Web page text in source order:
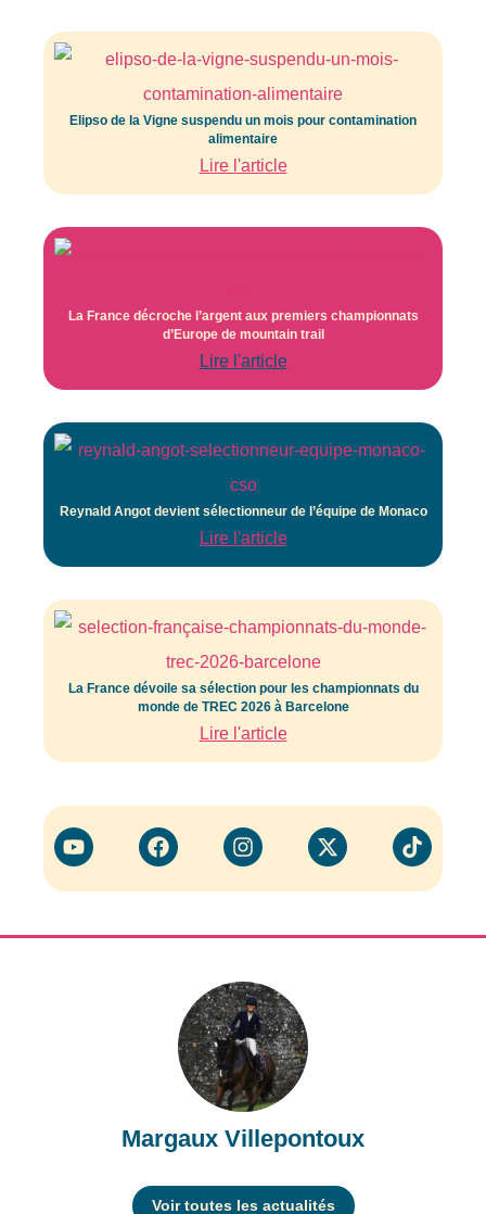
Elipso de la Vigne suspendu un mois pour contamination
alimentaire
Lire l'article
La France décroche l’argent aux premiers championnats
d’Europe de mountain trail
Lire l'article
Reynald Angot devient sélectionneur de l’équipe de Monaco
Lire l'article
La France dévoile sa sélection pour les championnats du
monde de TREC 2026 à Barcelone
Lire l'article
Margaux Villepontoux
Voir toutes les actualités